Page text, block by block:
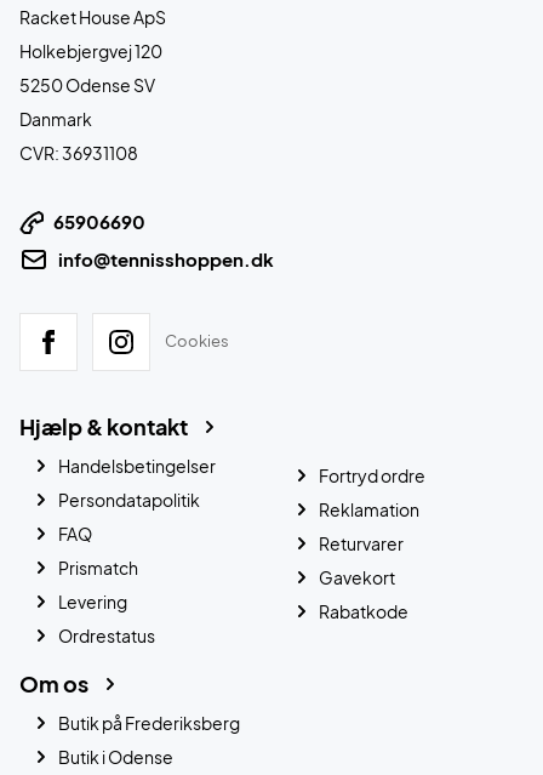
Racket House ApS
Holkebjergvej 120
5250 Odense SV
Danmark
CVR: 36931108
65906690
info@tennisshoppen.dk
Cookies
Hjælp & kontakt
Handelsbetingelser
Persondatapolitik
FAQ
Prismatch
Levering
Ordrestatus
Fortryd ordre
Reklamation
Returvarer
Gavekort
Rabatkode
Om os
Butik på Frederiksberg
Butik i Odense